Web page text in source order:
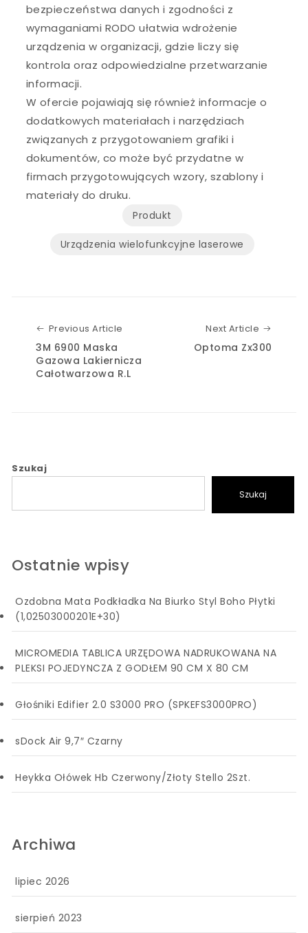
bezpieczeństwa danych i zgodności z
wymaganiami RODO ułatwia wdrożenie
urządzenia w organizacji, gdzie liczy się
kontrola oraz odpowiedzialne przetwarzanie
informacji.
W ofercie pojawiają się również informacje o
dodatkowych materiałach i narzędziach
związanych z przygotowaniem grafiki i
dokumentów, co może być przydatne w
firmach przygotowujących wzory, szablony i
materiały do druku.
Produkt
Urządzenia wielofunkcyjne laserowe
Previous Article
3M 6900 Maska
Gazowa Lakiernicza
Całotwarzowa R.L
Next Article
Optoma Zx300
Szukaj
Szukaj
Ostatnie wpisy
Ozdobna Mata Podkładka Na Biurko Styl Boho Płytki
(1,02503000201E+30)
MICROMEDIA TABLICA URZĘDOWA NADRUKOWANA NA
PLEKSI POJEDYNCZA Z GODŁEM 90 CM X 80 CM
Głośniki Edifier 2.0 S3000 PRO (SPKEFS3000PRO)
sDock Air 9,7″ Czarny
Heykka Ołówek Hb Czerwony/Złoty Stello 2Szt.
Archiwa
lipiec 2026
sierpień 2023